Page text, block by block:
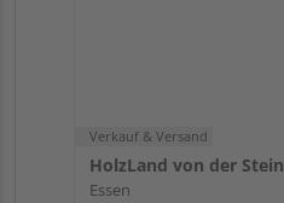
Verkauf & Versand
HolzLand von der Stein
Essen